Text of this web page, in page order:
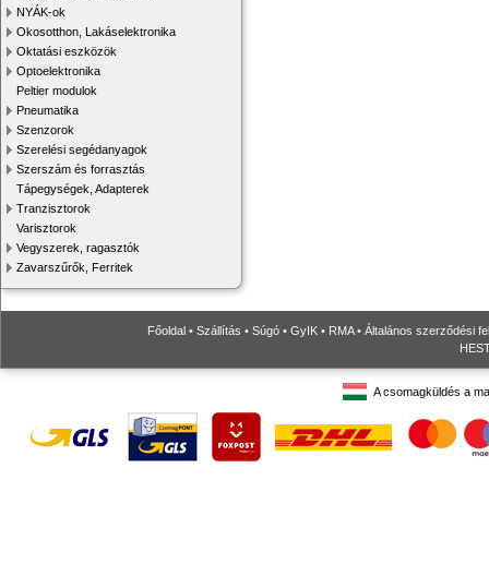
NYÁK-ok
Okosotthon, Lakáselektronika
Oktatási eszközök
Optoelektronika
Peltier modulok
Pneumatika
Szenzorok
Szerelési segédanyagok
Szerszám és forrasztás
Tápegységek, Adapterek
Tranzisztorok
Varisztorok
Vegyszerek, ragasztók
Zavarszűrők, Ferritek
Főoldal • Szállítás • Súgó • GyIK • RMA• Általános szerződési
A csomagküldés a